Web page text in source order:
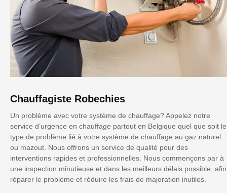
Chauffagiste Robechies
Un problème avec votre système de chauffage? Appelez notre
service d’urgence en chauffage partout en Belgique quel que soit le
type de problème lié à votre système de chauffage au gaz naturel
ou mazout. Nous offrons un service de qualité pour des
interventions rapides et professionnelles. Nous commençons par à
une inspection minutieuse et dans les meilleurs délais possible, afin
réparer le problème et réduire les frais de majoration inutiles.